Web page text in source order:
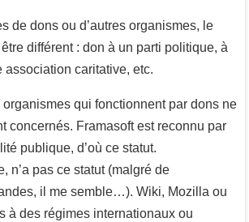
de dons ou d’autres organismes, le
différent : don à un parti politique, à
association caritative, etc.
qui fonctionnent par dons ne
concernés. Framasoft est reconnu par
publique, d’où ce statut.
n’a pas ce statut (malgré de
il me semble…). Wiki, Mozilla ou
à des régimes internationaux ou